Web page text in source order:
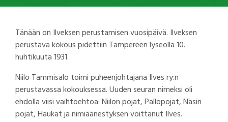
Tänään on Ilveksen perustamisen vuosipäivä. Ilveksen
perustava kokous pidettiin Tampereen lyseolla 10.
huhtikuuta 1931.
Niilo Tammisalo toimi puheenjohtajana Ilves ry:n
perustavassa kokouksessa. Uuden seuran nimeksi oli
ehdolla viisi vaihtoehtoa: Niilon pojat, Pallopojat, Näsin
pojat, Haukat ja nimiäänestyksen voittanut Ilves.